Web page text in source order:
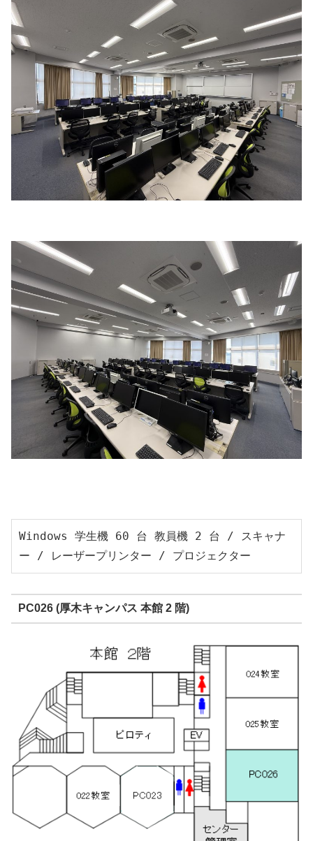
Windows 学生機 60 台 教員機 2 台 / スキャナ
ー / レーザープリンター / プロジェクター
PC026 (厚木キャンパス 本館 2 階)